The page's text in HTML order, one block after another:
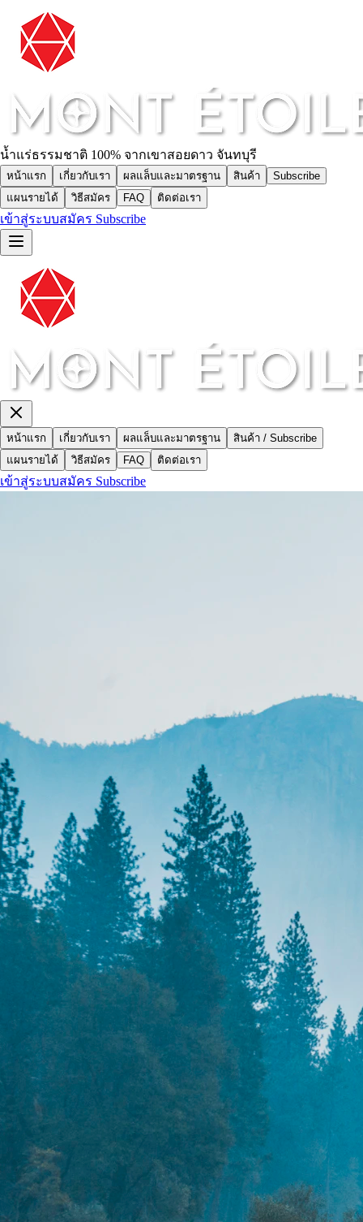
น้ำแร่ธรรมชาติ 100% จากเขาสอยดาว จันทบุรี
หน้าแรก เกี่ยวกับเรา ผลแล็บและมาตรฐาน สินค้า
Subscribe
แผนรายได้
วิธีสมัคร FAQ ติดต่อเรา
เข้าสู่ระบบสมัคร Subscribe
หน้าแรก เกี่ยวกับเรา ผลแล็บและมาตรฐาน
สินค้า / Subscribe
แผนรายได้
วิธีสมัคร FAQ ติดต่อเรา
เข้าสู่ระบบสมัคร Subscribe